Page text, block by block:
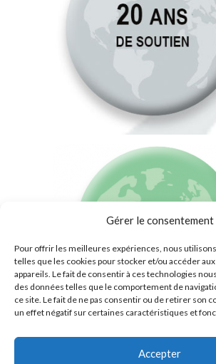
Gérer le consentement
Pour offrir les meilleures expériences, nous
telles que les cookies pour stocker et/ou accéder
appareils. Le fait de consentir à ces technologies
des données telles que le comportement de
ce site. Le fait de ne pas consentir ou de retirer son
un effet négatif sur certaines caractéristiques et
Accepter